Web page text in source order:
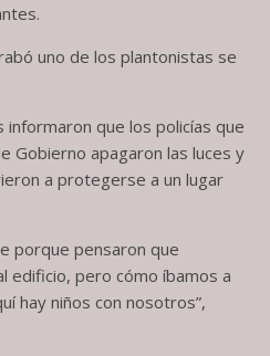
uno de los plantonistas se
que los policías que
Gobierno apagaron las luces y
a protegerse a un lugar
porque pensaron que
edificio, pero cómo íbamos a
hay niños con nosotros”,